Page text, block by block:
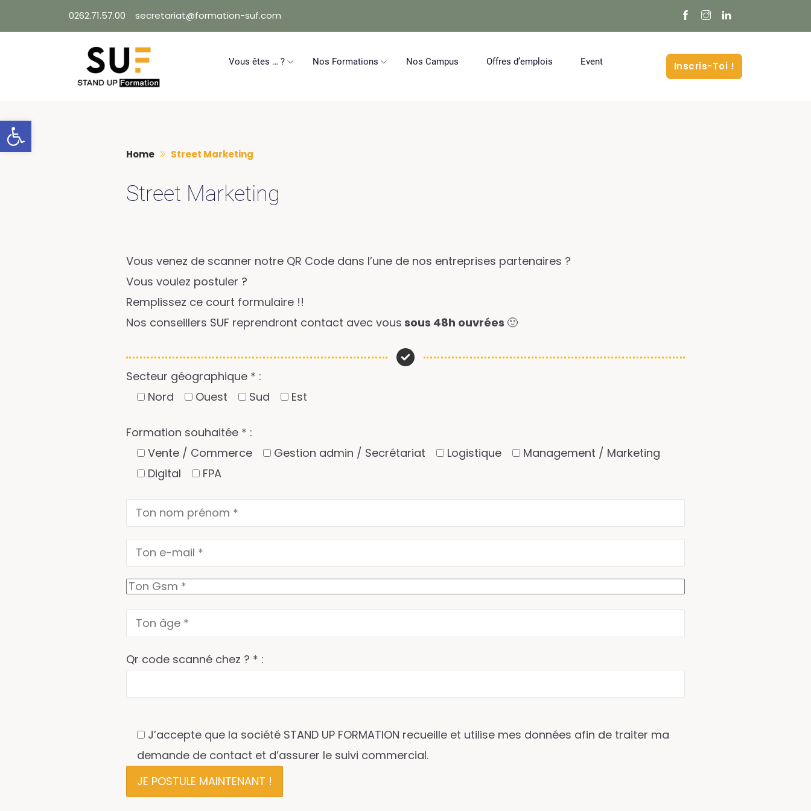
to
0262.71.57.00 secretariat@formation-suf.com
Vous êtes … ? Nos Formations Nos Campus Offres d’emplois Event Inscris-Toi !
Home Street Marketing
Street Marketing
Vous venez de scanner notre QR Code dans l’une de nos entreprises partenaires ?
Vous voulez postuler ?
Remplissez ce court formulaire !!
Nos conseillers SUF reprendront contact avec vous sous 48h ouvrées 🙂
Secteur géographique * :
Nord
Ouest Sud Est
Formation souhaitée * :
Vente / Commerce
Gestion admin / Secrétariat Logistique
Management / Marketing
Digital
FPA
Qr code scanné chez ? * :
J’accepte que la société STAND UP FORMATION recueille et utilise mes données afin de traiter ma
demande de contact et d’assurer le suivi commercial.
Ouvrir la barre d’outils